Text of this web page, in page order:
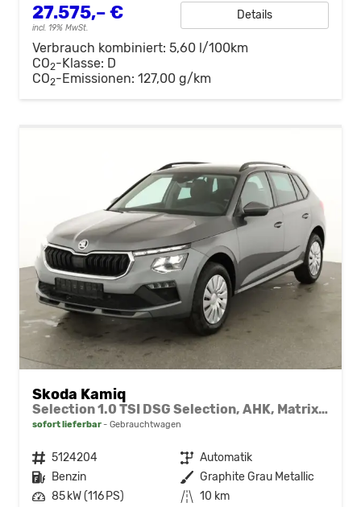
27.575,– €
incl. 19% MwSt.
Details
Verbrauch kombiniert: 5,60 l/100km
CO2-Klasse: D
CO2-Emissionen: 127,00 g/km
Skoda Kamiq
Selection 1.0 TSI DSG Selection, AHK, Matrix, Kamera, Ladeboden, Winter
sofort lieferbar Gebrauchtwagen
Fahrzeugnr. 5124204 Getriebe Automatik
Kraftstoff Benzin Außenfarbe Graphite Grau Metallic
Leistung 85 kW (116 PS) Kilometerstand 10 km